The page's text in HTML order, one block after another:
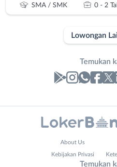
SMA / SMK 0 - 2
Lowongan
Temukan
Lowongan
About Us
Kebijakan Privasi
Temukan